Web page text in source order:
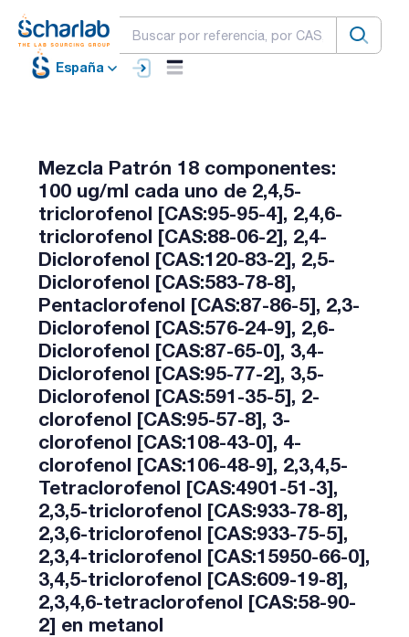
España
Mezcla Patrón 18 componentes:
100 ug/ml cada uno de 2,4,5-
triclorofenol [CAS:95-95-4], 2,4,6-
triclorofenol [CAS:88-06-2], 2,4-
Diclorofenol [CAS:120-83-2], 2,5-
Diclorofenol [CAS:583-78-8],
Pentaclorofenol [CAS:87-86-5], 2,3-
Diclorofenol [CAS:576-24-9], 2,6-
Diclorofenol [CAS:87-65-0], 3,4-
Diclorofenol [CAS:95-77-2], 3,5-
Diclorofenol [CAS:591-35-5], 2-
clorofenol [CAS:95-57-8], 3-
clorofenol [CAS:108-43-0], 4-
clorofenol [CAS:106-48-9], 2,3,4,5-
Tetraclorofenol [CAS:4901-51-3],
2,3,5-triclorofenol [CAS:933-78-8],
2,3,6-triclorofenol [CAS:933-75-5],
2,3,4-triclorofenol [CAS:15950-66-0],
3,4,5-triclorofenol [CAS:609-19-8],
2,3,4,6-tetraclorofenol [CAS:58-90-
2] en metanol